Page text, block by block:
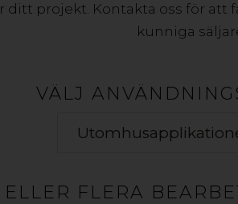
ditt projekt. Kontakta oss för att
kunniga
VÄLJ
FLERA